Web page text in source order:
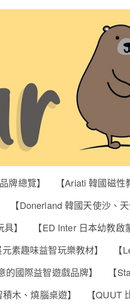
牌總覽】 【Ariati 韓國磁性
【Donerland 韓國天使沙、天
】
【ED Inter 日本幼教啟
素趣味益智玩樂教材】
的國際益智遊戲品牌】
【
木、燒腦桌遊】
【QUUT